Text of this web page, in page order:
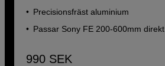
Precisionsfräst aluminium
Passar Sony FE 200-600mm direkt
990 SEK